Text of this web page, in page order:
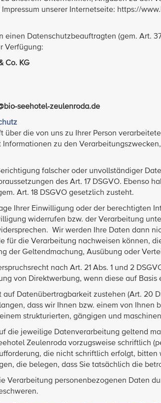
unserer Internetseite: https://
einen Datenschutzbeauftragten (gem. Art.
Verfügung:
Co. KG
seehotel-zeulenroda.de
über die von uns zu Ihrer Person
Informationen zu den
falscher oder unvollständiger
des Art. 17 DSGVO. Ebenso
Art. 18 DSGVO gesetzlich zusteht.
Ihrer Einwilligung oder der berechtigten
widerrufen bzw. der Verarbeitung
Wir werden Ihre Daten dann
für die Verarbeitung nachweisen können,
der Geltendmachung, Ausübung oder
nach Art. 21 Abs. 1 und 2
von Direktwerbung, wenn diese auf
Datenübertragbarkeit zustehen (Art. 20
dass wir Ihnen bzw. einem von Ihnen
strukturierten, gängigen und
die jeweilige Datenverarbeitung geltend
Zeulenroda vorzugsweise schriftlich
die nicht schriftlich erfolgt, bitten
die belegen, dass Sie tatsächlich die
Verarbeitung personenbezogenen Daten